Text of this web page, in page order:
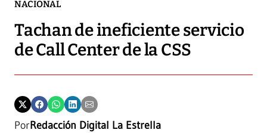
NACIONAL
Tachan de ineficiente servicio
de Call Center de la CSS
PorRedacción Digital La Estrella